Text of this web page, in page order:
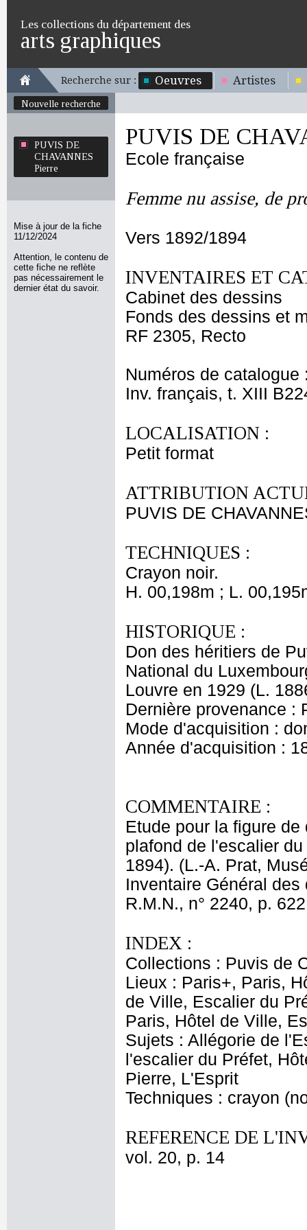
Les collections du département des
arts graphiques
Recherche sur : Oeuvres Artistes
Nouvelle recherche
PUVIS DE
CHAVANNES
Pierre
Mise à jour de la fiche
11/12/2024
Attention, le contenu de
cette fiche ne reflète
pas nécessairement le
dernier état du savoir.
PUVIS DE
Ecole française
Femme nu assise, de
Vers 1892/1894
INVENTAIRES ET
Cabinet des dessins
Fonds des dessins et
RF 2305, Recto
Numéros de catalogue
Inv. français, t. XIII
LOCALISATION :
Petit format
ATTRIBUTION
PUVIS DE
TECHNIQUES :
Crayon noir.
H. 00,198m ; L.
HISTORIQUE :
Don des héritiers de
National du
Louvre en 1929 (L.
Dernière provenance :
Mode d'acquisition :
Année d'acquisition :
COMMENTAIRE :
Etude pour la figure
plafond de l'escalier
1894). (L.-A. Prat,
Inventaire Général
R.M.N., n° 2240, p.
INDEX :
Collections : Puvis de
Lieux : Paris+, Paris,
de Ville, Escalier du
Paris, Hôtel de Ville,
Sujets : Allégorie de
l'escalier du Préfet,
Pierre, L'Esprit
Techniques : crayon
REFERENCE DE
vol. 20, p. 14